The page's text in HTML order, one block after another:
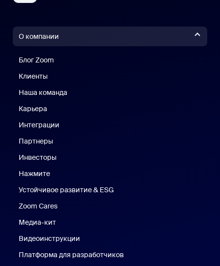
О компании
Блог Zoom
Клиенты
Наша команда
Карьера
Интеграции
Партнеры
Инвесторы
Нажмите
Устойчивое развитие & ESG
Zoom Cares
Медиа-кит
Видеоинструкции
Платформа для разработчиков